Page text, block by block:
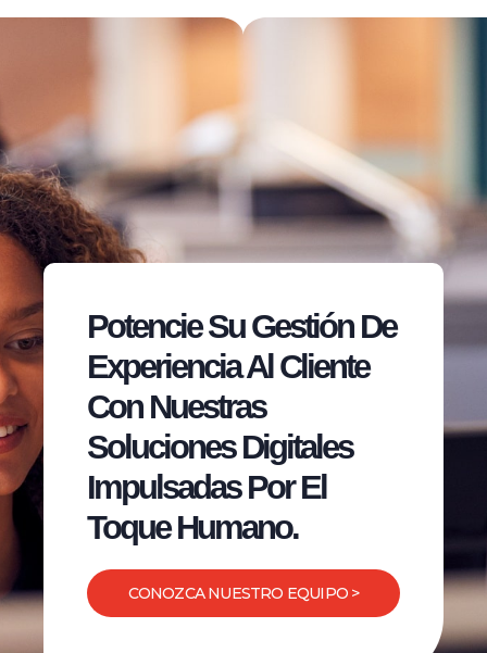
Potencie Su Gestión De
Experiencia Al Cliente
Con Nuestras
Soluciones Digitales
Impulsadas Por El
Toque Humano.
CONOZCA NUESTRO EQUIPO >